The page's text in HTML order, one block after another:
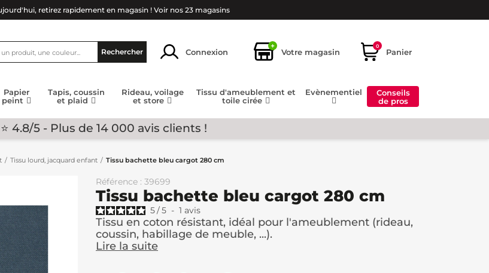
retirez rapidement en magasin !Voir nos 23 magasins
Rechercher Connexion
+
Votre magasin
0
Panier
Papier
peint
Tapis, coussin
et plaid
Rideau, voilage
et store
Tissu d'ameublement et
toile cirée
Evènementiel
Conseils
de pros
4.8/5 - Plus de 14 000 avis clients !
Tissu lourd, jacquard enfant Tissu bachette bleu cargot 280 cm
Référence : 39699
Tissu bachette bleu cargot 280 cm
5/5 - 1 avis
Tissu en coton résistant, idéal pour l'ameublement (rideau,
coussin, habillage de meuble, ...).
Lire la suite